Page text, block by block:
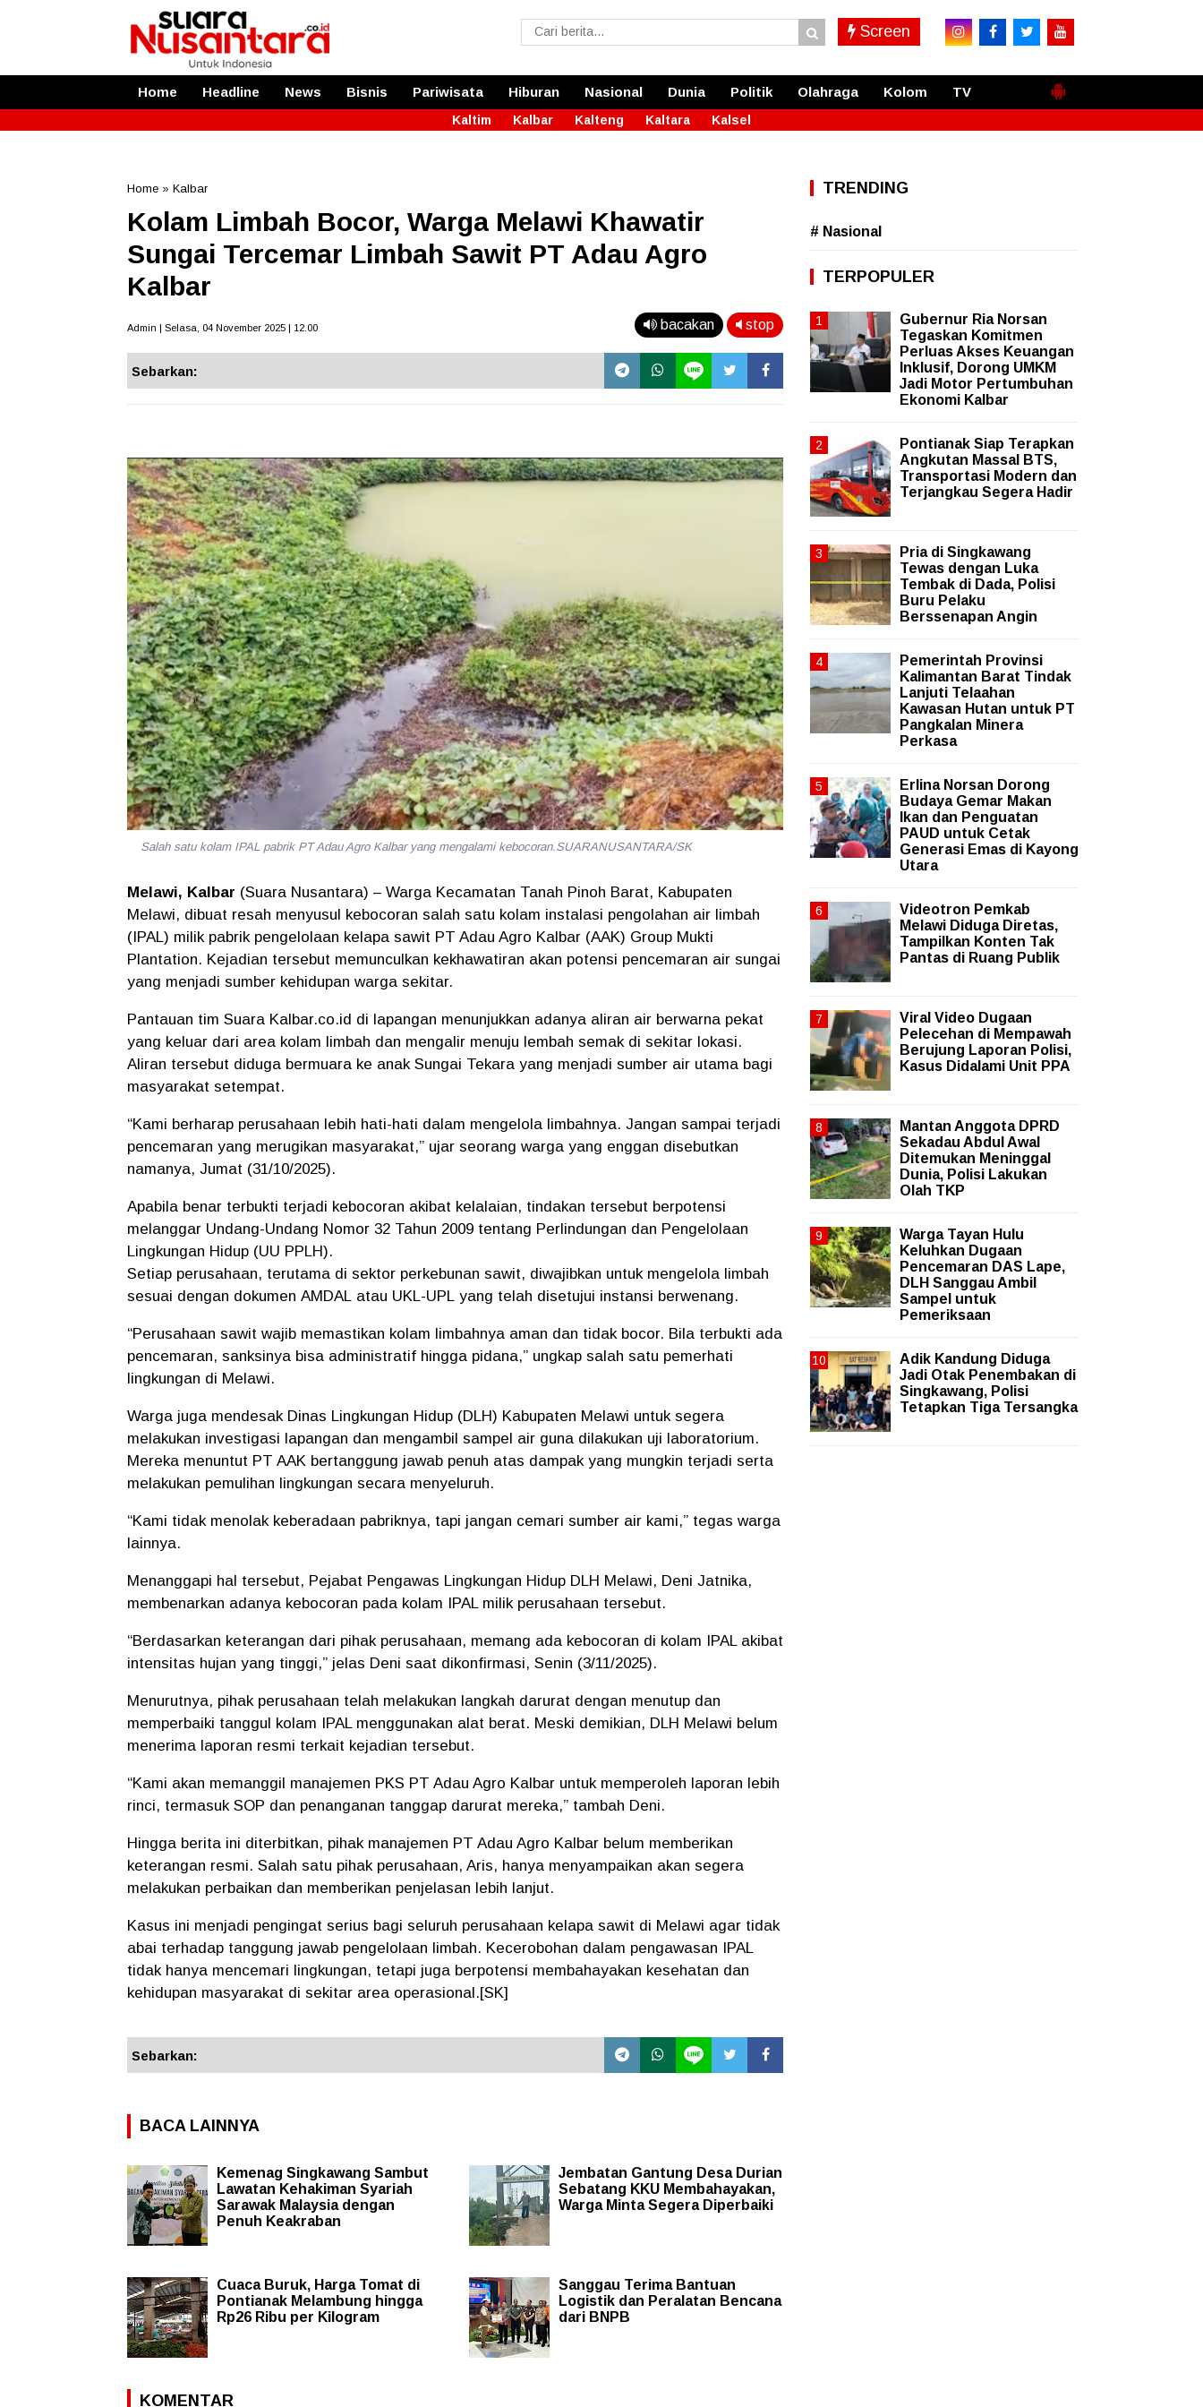
Screen
Home Headline News Bisnis Pariwisata Hiburan Nasional Dunia Politik Olahraga Kolom TV
Kaltim Kalbar Kalteng Kaltara Kalsel
Home » Kalbar
Kolam Limbah Bocor, Warga Melawi Khawatir
Sungai Tercemar Limbah Sawit PT Adau Agro
Kalbar
Admin | Selasa, 04 November 2025 | 12.00 bacakan stop
Sebarkan:
Salah satu kolam IPAL pabrik PT Adau Agro Kalbar yang mengalami kebocoran.SUARANUSANTARA/SK
Melawi, Kalbar (Suara Nusantara) – Warga Kecamatan Tanah Pinoh Barat, Kabupaten
Melawi, dibuat resah menyusul kebocoran salah satu kolam instalasi pengolahan air limbah
(IPAL) milik pabrik pengelolaan kelapa sawit PT Adau Agro Kalbar (AAK) Group Mukti
Plantation. Kejadian tersebut memunculkan kekhawatiran akan potensi pencemaran air sungai
yang menjadi sumber kehidupan warga sekitar.
Pantauan tim Suara Kalbar.co.id di lapangan menunjukkan adanya aliran air berwarna pekat
yang keluar dari area kolam limbah dan mengalir menuju lembah semak di sekitar lokasi.
Aliran tersebut diduga bermuara ke anak Sungai Tekara yang menjadi sumber air utama bagi
masyarakat setempat.
“Kami berharap perusahaan lebih hati-hati dalam mengelola limbahnya. Jangan sampai terjadi
pencemaran yang merugikan masyarakat,” ujar seorang warga yang enggan disebutkan
namanya, Jumat (31/10/2025).
Apabila benar terbukti terjadi kebocoran akibat kelalaian, tindakan tersebut berpotensi
melanggar Undang-Undang Nomor 32 Tahun 2009 tentang Perlindungan dan Pengelolaan
Lingkungan Hidup (UU PPLH).
Setiap perusahaan, terutama di sektor perkebunan sawit, diwajibkan untuk mengelola limbah
sesuai dengan dokumen AMDAL atau UKL-UPL yang telah disetujui instansi berwenang.
“Perusahaan sawit wajib memastikan kolam limbahnya aman dan tidak bocor. Bila terbukti ada
pencemaran, sanksinya bisa administratif hingga pidana,” ungkap salah satu pemerhati
lingkungan di Melawi.
Warga juga mendesak Dinas Lingkungan Hidup (DLH) Kabupaten Melawi untuk segera
melakukan investigasi lapangan dan mengambil sampel air guna dilakukan uji laboratorium.
Mereka menuntut PT AAK bertanggung jawab penuh atas dampak yang mungkin terjadi serta
melakukan pemulihan lingkungan secara menyeluruh.
“Kami tidak menolak keberadaan pabriknya, tapi jangan cemari sumber air kami,” tegas warga
lainnya.
Menanggapi hal tersebut, Pejabat Pengawas Lingkungan Hidup DLH Melawi, Deni Jatnika,
membenarkan adanya kebocoran pada kolam IPAL milik perusahaan tersebut.
“Berdasarkan keterangan dari pihak perusahaan, memang ada kebocoran di kolam IPAL akibat
intensitas hujan yang tinggi,” jelas Deni saat dikonfirmasi, Senin (3/11/2025).
Menurutnya, pihak perusahaan telah melakukan langkah darurat dengan menutup dan
memperbaiki tanggul kolam IPAL menggunakan alat berat. Meski demikian, DLH Melawi belum
menerima laporan resmi terkait kejadian tersebut.
“Kami akan memanggil manajemen PKS PT Adau Agro Kalbar untuk memperoleh laporan lebih
rinci, termasuk SOP dan penanganan tanggap darurat mereka,” tambah Deni.
Hingga berita ini diterbitkan, pihak manajemen PT Adau Agro Kalbar belum memberikan
keterangan resmi. Salah satu pihak perusahaan, Aris, hanya menyampaikan akan segera
melakukan perbaikan dan memberikan penjelasan lebih lanjut.
Kasus ini menjadi pengingat serius bagi seluruh perusahaan kelapa sawit di Melawi agar tidak
abai terhadap tanggung jawab pengelolaan limbah. Kecerobohan dalam pengawasan IPAL
tidak hanya mencemari lingkungan, tetapi juga berpotensi membahayakan kesehatan dan
kehidupan masyarakat di sekitar area operasional.[SK]
Sebarkan:
BACA LAINNYA
Kemenag Singkawang Sambut
Lawatan Kehakiman Syariah
Sarawak Malaysia dengan
Penuh Keakraban
Jembatan Gantung Desa Durian
Sebatang KKU Membahayakan,
Warga Minta Segera Diperbaiki
Cuaca Buruk, Harga Tomat di
Pontianak Melambung hingga
Rp26 Ribu per Kilogram
Sanggau Terima Bantuan
Logistik dan Peralatan Bencana
dari BNPB
KOMENTAR
TRENDING
# Nasional
TERPOPULER
Gubernur Ria Norsan
Tegaskan Komitmen
Perluas Akses Keuangan
Inklusif, Dorong UMKM
Jadi Motor Pertumbuhan
Ekonomi Kalbar
Pontianak Siap Terapkan
Angkutan Massal BTS,
Transportasi Modern dan
Terjangkau Segera Hadir
Pria di Singkawang
Tewas dengan Luka
Tembak di Dada, Polisi
Buru Pelaku
Berssenapan Angin
Pemerintah Provinsi
Kalimantan Barat Tindak
Lanjuti Telaahan
Kawasan Hutan untuk PT
Pangkalan Minera
Perkasa
Erlina Norsan Dorong
Budaya Gemar Makan
Ikan dan Penguatan
PAUD untuk Cetak
Generasi Emas di Kayong
Utara
Videotron Pemkab
Melawi Diduga Diretas,
Tampilkan Konten Tak
Pantas di Ruang Publik
Viral Video Dugaan
Pelecehan di Mempawah
Berujung Laporan Polisi,
Kasus Didalami Unit PPA
Mantan Anggota DPRD
Sekadau Abdul Awal
Ditemukan Meninggal
Dunia, Polisi Lakukan
Olah TKP
Warga Tayan Hulu
Keluhkan Dugaan
Pencemaran DAS Lape,
DLH Sanggau Ambil
Sampel untuk
Pemeriksaan
Adik Kandung Diduga
Jadi Otak Penembakan di
Singkawang, Polisi
Tetapkan Tiga Tersangka